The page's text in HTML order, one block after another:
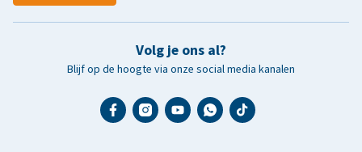
Volg je ons al?
Blijf op de hoogte via onze social media kanalen